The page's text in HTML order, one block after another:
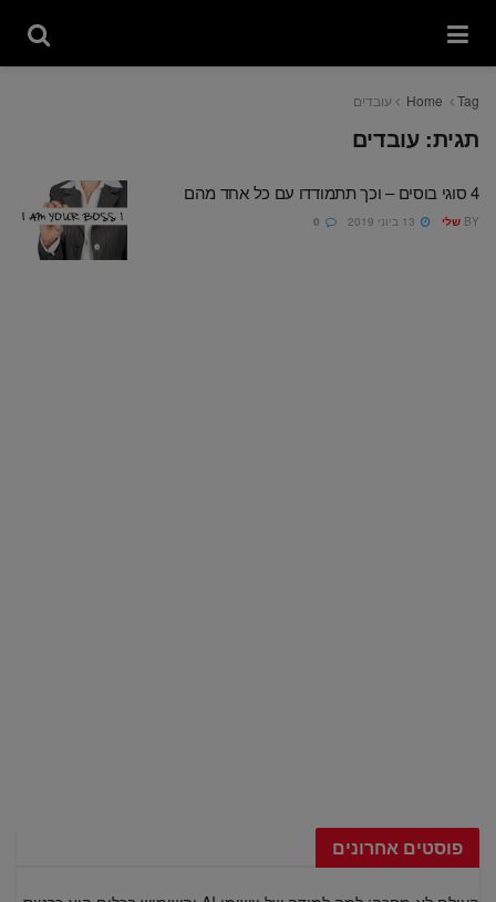
Home Tag עובדים
תגית:עובדים
4 סוגי בוסים – וכך תתמודדו עם כל אחד מהם
BY שלי
פוסטים אחרונים